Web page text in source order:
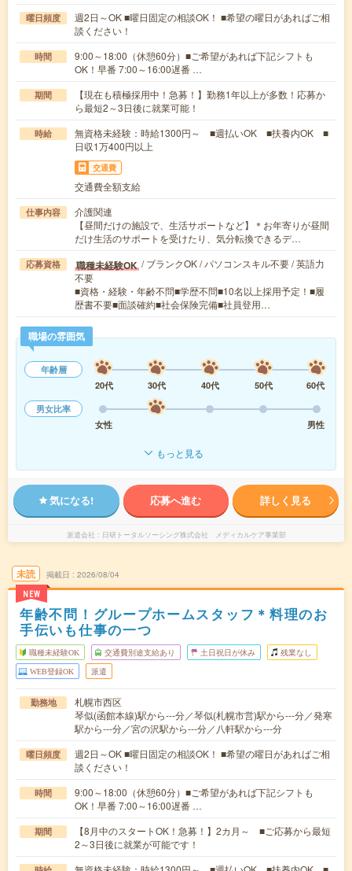
曜日頻度
週2日～OK ■曜日固定の相談OK！ ■希望の曜日があればご相
談ください！
時間
9:00～18:00（休憩60分）■ご希望があれば下記シフトも
OK！早番 7:00～16:00遅番 …
期間
【現在も積極採用中！急募！】勤務1年以上が多数！応募か
ら最短2～3日後に就業可能！
時給
無資格未経験：時給1300円～ ■週払いOK ■扶養内OK ■
日収1万400円以上
交通費
交通費全額支給
仕事内容
介護関連
【昼間だけの施設で、生活サポートなど】＊お年寄りが昼間
だけ生活のサポートを受けたり、気分転換できるデ…
応募資格 職種未経験OK / ブランクOK / パソコンスキル不要 / 英語力
不要
■資格・経験・年齢不問■学歴不問■10名以上採用予定！■履
歴書不要■面談確約■社会保険完備■社員登用…
職場の雰囲気
年齢層
20代
30代 40代 50代
60代
男女比率
女性
男性
もっと見る
気になる! 応募へ進む 詳しく見る
派遣会社 日研トータルソーシング株式会社 メディカルケア事業部
未読
NEW
掲載日 2026/08/04
年齢不問！グループホームスタッフ＊料理のお
手伝いも仕事の一つ
職種未経験OK 交通費別途支給あり 土日祝日が休み 残業なし
WEB登録OK 派遣
勤務地
札幌市西区
琴似(函館本線)駅から---分／琴似(札幌市営)駅から---分／発寒
駅から---分／宮の沢駅から---分／八軒駅から---分
曜日頻度
週2日～OK ■曜日固定の相談OK！ ■希望の曜日があればご相
談ください！
時間
9:00～18:00（休憩60分）■ご希望があれば下記シフトも
OK！早番 7:00～16:00遅番 …
期間
【8月中のスタートOK！急募！】2カ月～ ■ご応募から最短
2～3日後に就業が可能です！